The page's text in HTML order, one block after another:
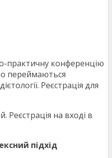
практичну конференцію
переймаються
Реєстрація для
Реєстрація на вході в
підхід